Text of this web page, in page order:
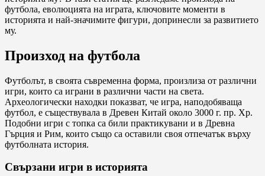
футбола, еволюцията на играта, ключовите моменти в
историята и най-значимите фигури, допринесли за развитието
му.
Произход на футбола
Футболът, в своята съвременна форма, произлиза от различни
игри, които са играни в различни части на света.
Археологически находки показват, че игра, наподобяваща
футбол, е съществувала в Древен Китай около 3000 г. пр. Хр.
Подобни игри с топка са били практикувани и в Древна
Гърция и Рим, които също са оставили своя отпечатък върху
футболната история.
Свързани игри в историята